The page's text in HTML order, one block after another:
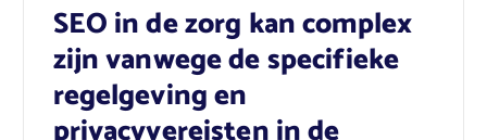
SEO in de zorg kan complex
zijn vanwege de specifieke
regelgeving en